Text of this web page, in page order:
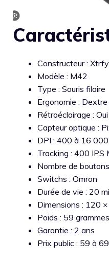
Constructeur : Xtrfy
Modèle : M42
Type : Souris filaire
Ergonomie :
Rétroéclairage :
Capteur optique :
DPI : 400 à 16 000
Tracking : 400 IPS
Nombre de
Switchs : Omron
Durée de vie : 20
Dimensions : 120
Poids : 59 grammes
Garantie : 2 ans
Prix public : 59 à